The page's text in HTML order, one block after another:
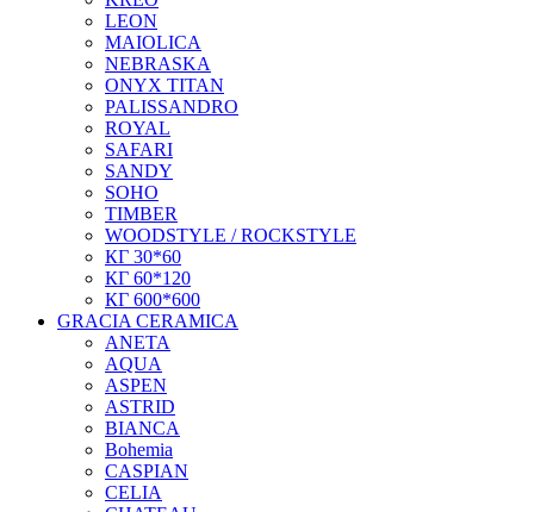
LEON
MAIOLICA
NEBRASKA
ONYX TITAN
PALISSANDRO
ROYAL
SAFARI
SANDY
SOHO
TIMBER
WOODSTYLE / ROCKSTYLE
КГ 30*60
КГ 60*120
КГ 600*600
GRACIA CERAMICA
ANETA
AQUA
ASPEN
ASTRID
BIANCA
Bohemia
CASPIAN
CELIA